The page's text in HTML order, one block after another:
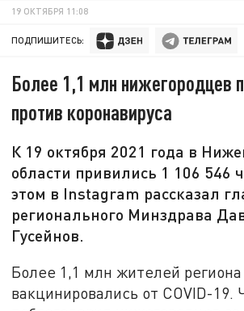
19 ОКТЯБРЯ 11:08
ПОДПИШИТЕСЬ:
Более 1,1 млн нижегородцев
против коронавируса
К 19 октября 2021 года в
области привились 1 106 546
этом в Instagram рассказал
регионального Минздрава
Гусейнов.
Более 1,1 млн жителей региона
вакцинировались от COVID-19.